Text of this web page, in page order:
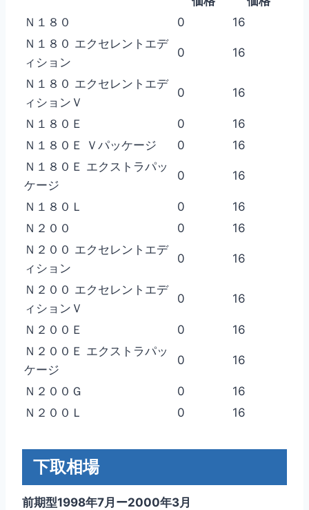
Ｎ１８０
0
16
Ｎ１８０ エクセレントエデ
ィション
0 16
Ｎ１８０ エクセレントエデ
ィションＶ
0 16
Ｎ１８０Ｅ 0
16
Ｎ１８０Ｅ Ｖパッケージ
0
16
Ｎ１８０Ｅ エクストラパッ
ケージ
0 16
Ｎ１８０Ｌ 0
16
Ｎ２００
0
16
Ｎ２００ エクセレントエデ
ィション
0 16
Ｎ２００ エクセレントエデ
ィションＶ
0 16
Ｎ２００Ｅ 0
16
Ｎ２００Ｅ エクストラパッ
ケージ
0 16
Ｎ２００Ｇ 0
16
Ｎ２００Ｌ
0 16
下取相場
前期型1998年7月ー2000年3月